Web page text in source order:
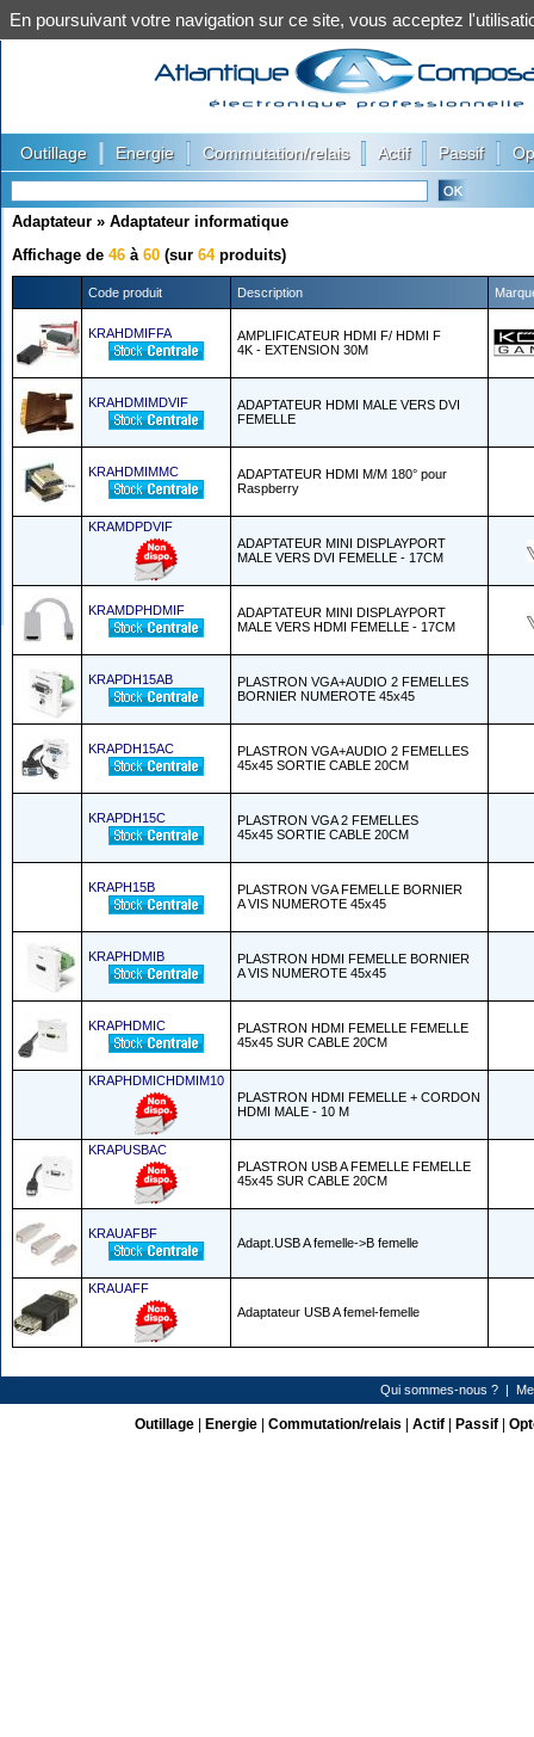
Outillage Energie Commutation/relais Actif Passif
Adaptateur » Adaptateur informatique
Affichage de 46 à 60 (sur 64produits)
Code produit Description
KRAHDMIFFA
AMPLIFICATEUR HDMI F/ HDMI F
4K - EXTENSION 30M
KRAHDMIMDVIF
ADAPTATEUR HDMI MALE VERS DVI
FEMELLE
KRAHDMIMMC
ADAPTATEUR HDMI M/M 180° pour
Raspberry
KRAMDPDVIF
ADAPTATEUR MINI DISPLAYPORT
MALE VERS DVI FEMELLE - 17CM
KRAMDPHDMIF
ADAPTATEUR MINI DISPLAYPORT
MALE VERS HDMI FEMELLE - 17CM
KRAPDH15AB
PLASTRON VGA+AUDIO 2 FEMELLES
BORNIER NUMEROTE 45x45
KRAPDH15AC
PLASTRON VGA+AUDIO 2 FEMELLES
45x45 SORTIE CABLE 20CM
KRAPDH15C
PLASTRON VGA 2 FEMELLES
45x45 SORTIE CABLE 20CM
KRAPH15B
PLASTRON VGA FEMELLE BORNIER
A VIS NUMEROTE 45x45
KRAPHDMIB
PLASTRON HDMI FEMELLE BORNIER
A VIS NUMEROTE 45x45
KRAPHDMIC
PLASTRON HDMI FEMELLE FEMELLE
45x45 SUR CABLE 20CM
KRAPHDMICHDMIM10
PLASTRON HDMI FEMELLE + CORDON
HDMI MALE - 10 M
KRAPUSBAC
PLASTRON USB A FEMELLE FEMELLE
45x45 SUR CABLE 20CM
KRAUAFBF
Adapt.USB A femelle->B femelle
KRAUAFF
Adaptateur USB A femel-femelle
Qui sommes-nous ? |
Outillage| Energie| Commutation/relais Actif| Passif|
En poursuivant votre navigation sur ce site, vous acceptez